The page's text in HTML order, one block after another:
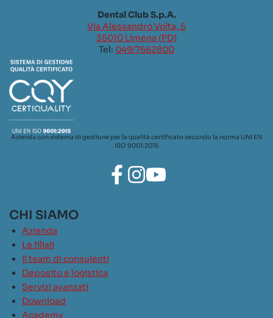
Dental Club S.p.A.
Via Alessandro Volta, 5
35010 Limena (PD)
Tel: 049/7662800
Azienda con sistema di gestione per la qualità certificato secondo la norma UNI EN
ISO 9001:2015
CHI SIAMO
Azienda
Le filiali
Il team di consulenti
Deposito e logistica
Servizi avanzati
Download
Academy